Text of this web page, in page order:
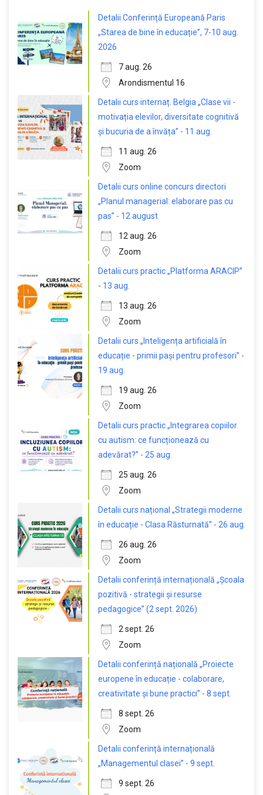
Detalii Conferință Europeană Paris
„Starea de bine în educație”, 7-10 aug.
2026
7 aug. 26
Arondismentul 16
Detalii curs internaț. Belgia „Clase vii -
motivația elevilor, diversitate cognitivă
și bucuria de a învăța” - 11 aug.
11 aug. 26
Zoom
Detalii curs online concurs directori
„Planul managerial: elaborare pas cu
pas” - 12 august
12 aug. 26
Zoom
Detalii curs practic „Platforma ARACIP”
- 13 aug.
13 aug. 26
Zoom
Detalii curs „Inteligența artificială în
educație - primii pași pentru profesori” -
19 aug.
19 aug. 26
Zoom
Detalii curs practic „Integrarea copiilor
cu autism: ce funcționează cu
adevărat?” - 25 aug.
25 aug. 26
Zoom
Detalii curs național „Strategii moderne
în educație - Clasa Răsturnată” - 26 aug.
26 aug. 26
Zoom
Detalii conferință internațională „Școala
pozitivă - strategii și resurse
pedagogice” (2 sept. 2026)
2 sept. 26
Zoom
Detalii conferință națională „Proiecte
europene în educație - colaborare,
creativitate și bune practici” - 8 sept.
8 sept. 26
Zoom
Detalii conferință internațională
„Managementul clasei” - 9 sept.
9 sept. 26